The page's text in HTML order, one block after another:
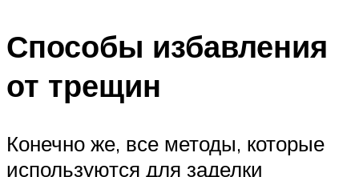
Способы избавления
от трещин
Конечно же, все методы, которые
используются для заделки